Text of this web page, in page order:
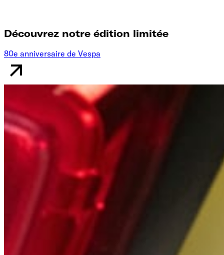
Découvrez notre édition limitée
80e anniversaire de Vespa